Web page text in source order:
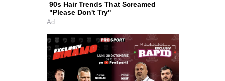
90s Hair Trends That Screamed
"Please Don't Try"
Ad